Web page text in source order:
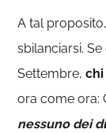
A tal
sbilanciarsi.
Settembre,
ora come ora:
nessuno dei